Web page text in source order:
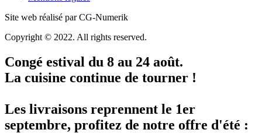
Site web réalisé par CG-Numerik
Copyright © 2022. All rights reserved.
Congé estival du 8 au 24 août.
La cuisine continue de tourner !
Les livraisons reprennent le 1er
septembre, profitez de notre offre d'été :